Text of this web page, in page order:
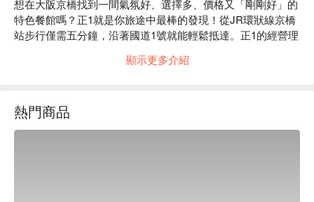
想在大阪京橋找到一間氣氛好、選擇多、價格又「剛剛好」的
特色餐館嗎？正1就是你旅途中最棒的發現！從JR環狀線京橋
站步行僅需五分鐘，沿著國道1號就能輕鬆抵達。正1的經營理
理、溫馨舒適的用餐氛圍，還是超值的價格，都恰到好處，讓
區，以及簡潔舒適的餐桌區，無論是獨自小酌或與三五好友聚
餐，都能找到最自在的角落。
顯示更多介紹
熱門商品